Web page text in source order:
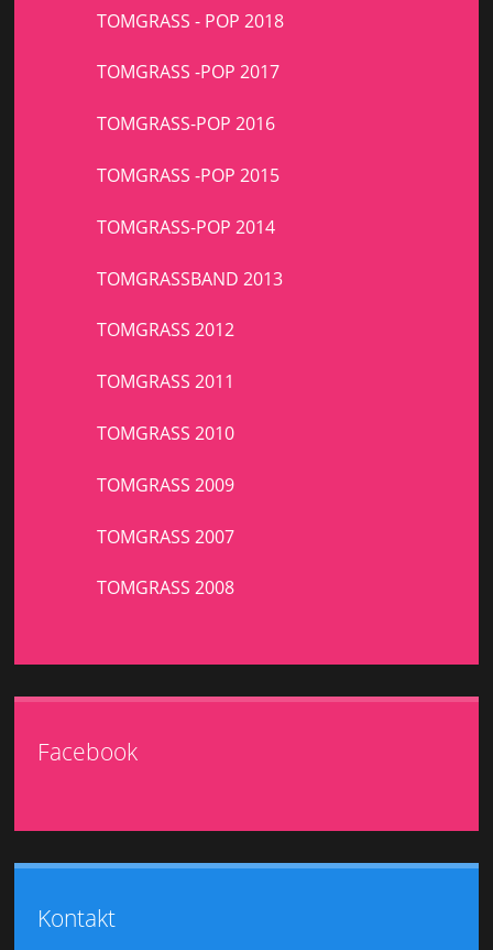
TOMGRASS - POP 2018
TOMGRASS -POP 2017
TOMGRASS-POP 2016
TOMGRASS -POP 2015
TOMGRASS-POP 2014
TOMGRASSBAND 2013
TOMGRASS 2012
TOMGRASS 2011
TOMGRASS 2010
TOMGRASS 2009
TOMGRASS 2007
TOMGRASS 2008
Facebook
Kontakt